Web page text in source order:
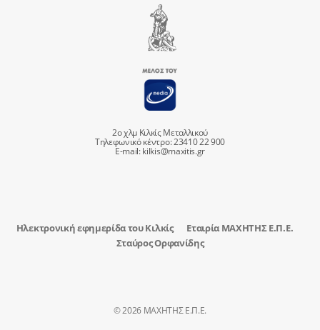
2ο χλμ Κιλκίς Μεταλλικού
Τηλεφωνικό κέντρο: 23410 22 900
E-mail:kilkis@maxitis.gr
Ηλεκτρονική εφημερίδα του Κιλκίς
Εταιρία ΜΑΧΗΤΗΣ Ε.Π.Ε.
Σταύρος Ορφανίδης
© 2026 ΜΑΧΗΤΗΣ Ε.Π.Ε.